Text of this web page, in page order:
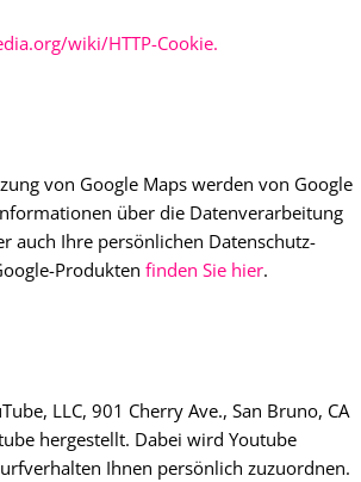
wiki/HTTP-Cookie.
von Google Maps werden von Google
über die Datenverarbeitung
auch Ihre persönlichen Datenschutz-
Produkten finden Sie hier.
LLC, 901 Cherry Ave., San Bruno, CA
hergestellt. Dabei wird Youtube
Ihnen persönlich zuzuordnen.